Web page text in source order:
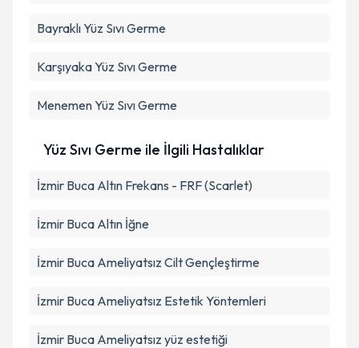
BayraklıYüz Sıvı Germe
KarşıyakaYüz Sıvı Germe
MenemenYüz Sıvı Germe
Yüz Sıvı Germe ile İlgili Hastalıklar
İzmir Buca Altın Frekans - FRF (Scarlet)
İzmir Buca Altın İğne
İzmir Buca Ameliyatsız Cilt Gençleştirme
İzmir Buca Ameliyatsız Estetik Yöntemleri
İzmir Buca Ameliyatsız yüz estetiği